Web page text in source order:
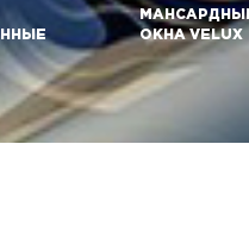
ОКНА VELUX